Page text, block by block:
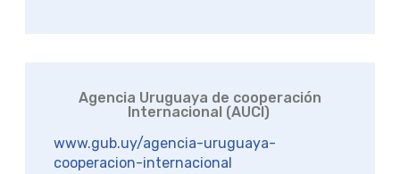
Agencia Uruguaya de cooperación
Internacional (AUCI)
www.gub.uy/agencia-uruguaya-
cooperacion-internacional